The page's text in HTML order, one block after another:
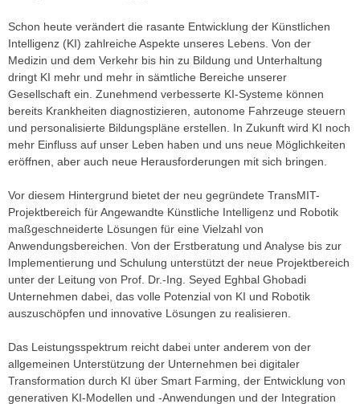
Schon heute verändert die rasante Entwicklung der Künstlichen
Intelligenz (KI) zahlreiche Aspekte unseres Lebens. Von der
Medizin und dem Verkehr bis hin zu Bildung und Unterhaltung
dringt KI mehr und mehr in sämtliche Bereiche unserer
Gesellschaft ein. Zunehmend verbesserte KI-Systeme können
bereits Krankheiten diagnostizieren, autonome Fahrzeuge steuern
und personalisierte Bildungspläne erstellen. In Zukunft wird KI noch
mehr Einfluss auf unser Leben haben und uns neue Möglichkeiten
eröffnen, aber auch neue Herausforderungen mit sich bringen.
Vor diesem Hintergrund bietet der neu gegründete TransMIT-
Projektbereich für Angewandte Künstliche Intelligenz und Robotik
maßgeschneiderte Lösungen für eine Vielzahl von
Anwendungsbereichen. Von der Erstberatung und Analyse bis zur
Implementierung und Schulung unterstützt der neue Projektbereich
unter der Leitung von Prof. Dr.-Ing. Seyed Eghbal Ghobadi
Unternehmen dabei, das volle Potenzial von KI und Robotik
auszuschöpfen und innovative Lösungen zu realisieren.
Das Leistungsspektrum reicht dabei unter anderem von der
allgemeinen Unterstützung der Unternehmen bei digitaler
Transformation durch KI über Smart Farming, der Entwicklung von
generativen KI-Modellen und -Anwendungen und der Integration